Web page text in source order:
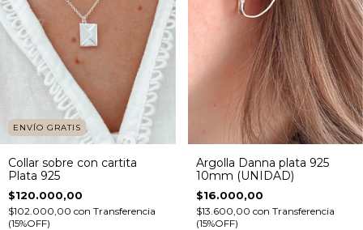
ENVÍO GRATIS
Collar sobre con cartita
Plata 925
$120.000,00
$102.000,00 con Transferencia
(15%OFF)
Argolla Danna plata 925
10mm (UNIDAD)
$16.000,00
$13.600,00 con Transferencia
(15%OFF)